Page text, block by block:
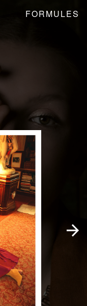
FORMULES